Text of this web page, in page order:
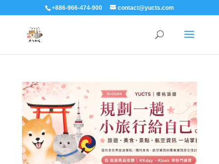
+886-966-474-900 contact@yucts.com